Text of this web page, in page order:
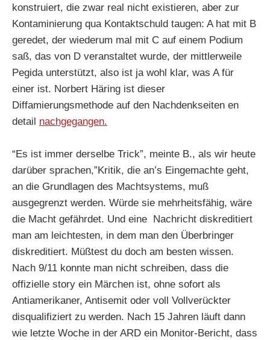
konstruiert, die zwar real nicht existieren, aber zur
Kontaminierung qua Kontaktschuld taugen: A hat mit B
geredet, der wiederum mal mit C auf einem Podium
saß, das von D veranstaltet wurde, der mittlerweile
Pegida unterstützt, also ist ja wohl klar, was A für
einer ist. Norbert Häring ist dieser
Diffamierungsmethode auf den Nachdenkseiten en
detail nachgegangen.
“Es ist immer derselbe Trick”, meinte B., als wir heute
darüber sprachen,”Kritik, die an’s Eingemachte geht,
an die Grundlagen des Machtsystems, muß
ausgegrenzt werden. Würde sie mehrheitsfähig, wäre
die Macht gefährdet. Und eine Nachricht diskreditiert
man am leichtesten, in dem man den Überbringer
diskreditiert. Müßtest du doch am besten wissen.
Nach 9/11 konnte man nicht schreiben, dass die
offizielle story ein Märchen ist, ohne sofort als
Antiamerikaner, Antisemit oder voll Vollverückter
disqualifiziert zu werden. Nach 15 Jahren läuft dann
wie letzte Woche in der ARD ein Monitor-Bericht, dass